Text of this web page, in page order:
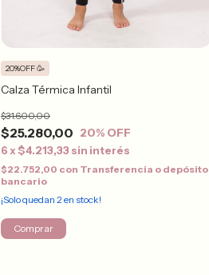
Calza Térmica Infantil
$25.280,00
$31.600,00
20% OFF
6x$4.213,33 sin interés
20%OFF 🥳
$22.752,00 con Transferencia o depósito
bancario
¡Solo quedan 2en stock!
Comprar